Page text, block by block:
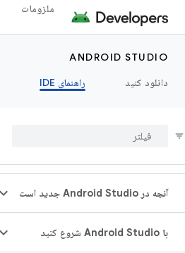
ملزومات
ANDROID STUDIO
دانلود کنید
راهنمای IDE
آنچه در Android Studio جدید است
با Android Studio شروع کنید